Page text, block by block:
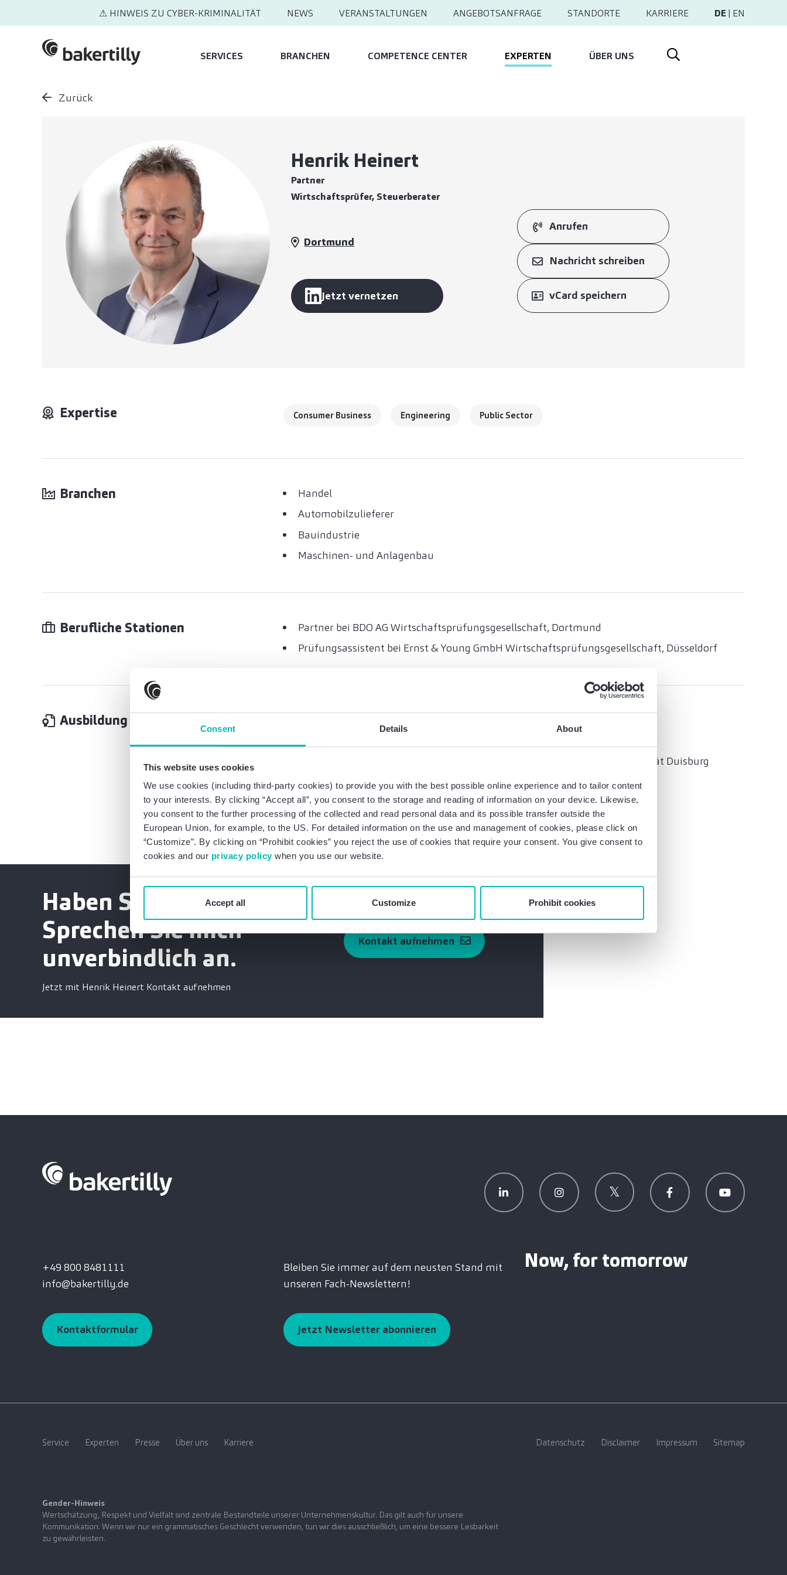
Consent Details About
This website uses cookies
We use cookies (including third-party cookies) to provide you with the best possible online experience and to tailor content
to your interests. By clicking “Accept all”, you consent to the storage and reading of information on your device. Likewise,
you consent to the further processing of the collected and read personal data and its possible transfer outside the
European Union, for example, to the US. For detailed information on the use and management of cookies, please click on
“Customize”. By clicking on “Prohibit cookies” you reject the use of cookies that require your consent. You give consent to
cookies and our privacy policy when you use our website.
Prohibit cookies
Customize
Accept all
⚠ HINWEIS ZU CYBER-KRIMINALITÄT NEWS VERANSTALTUNGEN ANGEBOTSANFRAGE STANDORTE KARRIERE DE| EN
SERVICES BRANCHEN COMPETENCE CENTER EXPERTEN ÜBER UNS
Zurück
Henrik Heinert
Partner
Wirtschaftsprüfer, Steuerberater
Dortmund
Jetzt vernetzen
Anrufen
Nachricht schreiben
vCard speichern
Expertise Consumer Business Engineering Public Sector
Branchen
Handel
Automobilzulieferer
Bauindustrie
Maschinen- und Anlagenbau
Berufliche Stationen
Partner bei BDO AG Wirtschaftsprüfungsgesellschaft, Dortmund
Prüfungsassistent bei Ernst & Young GmbH Wirtschaftsprüfungsgesellschaft, Düsseldorf
Ausbildung
Studium der Wirtschaftswissenschaften an der Gerhard-Mercator-Universität Duisburg
Ausbildung zum Industriekaufmann
Haben Sie Fragen?
Sprechen Sie mich
unverbindlich an.
Jetzt mit Henrik Heinert Kontakt aufnehmen
Kontakt aufnehmen
+49 800 8481111
info@bakertilly.de
Kontaktformular
Bleiben Sie immer auf dem neusten Stand mit
unseren Fach-Newslettern!
Jetzt Newsletter abonnieren
Now, for tomorrow
Service Experten Presse Über uns Karriere Datenschutz Disclaimer Impressum Sitemap
Gender-Hinweis
Wertschätzung, Respekt und Vielfalt sind zentrale Bestandteile unserer Unternehmenskultur. Das gilt auch für unsere
Kommunikation. Wenn wir nur ein grammatisches Geschlecht verwenden, tun wir dies ausschließlich, um eine bessere Lesbarkeit
zu gewährleisten.